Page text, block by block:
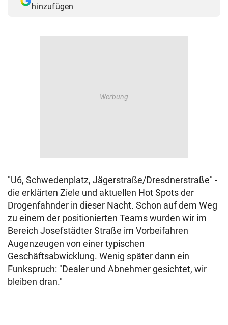
hinzufügen
"U6, Schwedenplatz, Jägerstraße/Dresdnerstraße" -
die erklärten Ziele und aktuellen Hot Spots der
Drogenfahnder in dieser Nacht. Schon auf dem Weg
zu einem der positionierten Teams wurden wir im
Bereich Josefstädter Straße im Vorbeifahren
Augenzeugen von einer typischen
Geschäftsabwicklung. Wenig später dann ein
Funkspruch: "Dealer und Abnehmer gesichtet, wir
bleiben dran."